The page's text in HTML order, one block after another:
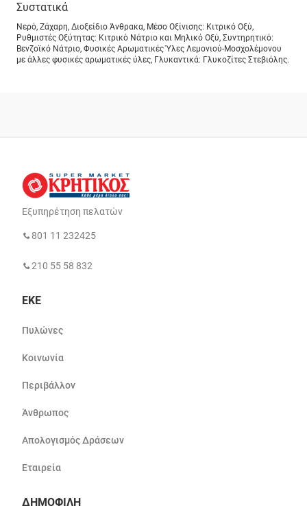
Συστατικά
Νερό, Ζάχαρη, Διοξείδιο Άνθρακα, Μέσο Οξίνισης: Κιτρικό Οξύ,
Ρυθμιστές Οξύτητας: Κιτρικό Νάτριο και Μηλικό Οξύ, Συντηρητικό:
Βενζοϊκό Νάτριο, Φυσικές Αρωματικές Ύλες Λεμονιού-Μοσχολέμονου
με άλλες φυσικές αρωματικές ύλες, Γλυκαντικά: Γλυκοζίτες Στεβιόλης.
Εξυπηρέτηση πελατών
801 11 232425
210 55 58 832
ΕΚΕ
Πυλώνες
Κοινωνία
Περιβάλλον
Άνθρωπος
Απολογισμός Δράσεων
Εταιρεία
ΔΗΜΟΦΙΛΗ